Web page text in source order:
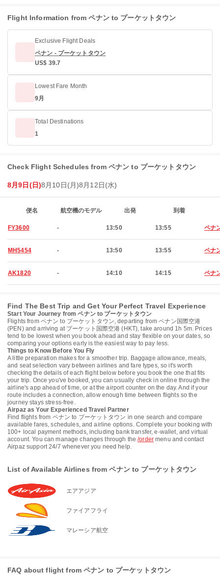
Flight Information from ペナン to プーケットタウン
Exclusive Flight Deals
ペナン - プーケットタウン
US$ 39.7
Lowest Fare Month
9月
Total Destinations
1
Check Flight Schedules from ペナン to プーケットタウン
8月9日(日)8月10日(月)8月12日(水)
便名 航空機のモデル 出発 到着
FY3600 - 13:50 13:55 ペナ
MH5454 - 13:50 13:55 ペナ
AK1820 - 14:10 14:15 ペナ
Find The Best Trip and Get Your Perfect Travel Experience
Start Your Journey from ペナン to プーケットタウン
Flights from ペナン to プーケットタウン, departing from ペナン国際空港
(PEN) and arriving at プーケット国際空港 (HKT), take around 1h 5m. Prices
tend to be lowest when you book ahead and stay flexible on your dates, so
comparing your options early is the easiest way to pay less.
Things to Know Before You Fly
A little preparation makes for a smoother trip. Baggage allowance, meals,
and seat selection vary between airlines and fare types, so it's worth
checking the details of each flight below before you book the one that fits
your trip. Once you've booked, you can usually check in online through the
airline's app ahead of time, or at the airport counter on the day. And if your
route includes a connection, allow enough time between flights so the
journey stays stress-free.
Airpaz as Your Experienced Travel Partner
Find flights from ペナン to プーケットタウン in one search and compare
available fares, schedules, and airline options. Complete your booking with
100+ local payment methods, including bank transfer, e-wallet, and virtual
account. You can manage changes through the/order menu and contact
Airpaz support 24/7 whenever you need help.
List of Available Airlines from ペナン to プーケットタウン
エアアジア
ファイアフライ
マレーシア航空
FAQ about flight from ペナン to プーケットタウン